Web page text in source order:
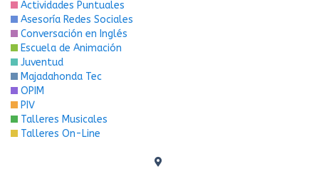
Actividades Puntuales
Asesoría Redes Sociales
Conversación en Inglés
Escuela de Animación
Juventud
Majadahonda Tec
OPIM
PIV
Talleres Musicales
Talleres On-Line